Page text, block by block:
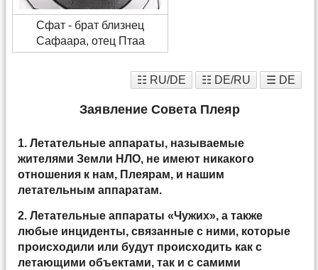
Сфат - брат близнец
Сафаара, отец Птаа
☷ RU/DE ☷ DE/RU ☰ DE
Заявление Совета Плеяр
1. Летательные аппараты, называемые
жителями Земли НЛО, не имеют никакого
отношения к нам, Плеярам, и нашим
летательным аппаратам.
2. Летательные аппараты «Чужих», а также
любые инциденты, связанные с ними, которые
происходили или будут происходить как с
летающими объектами, так и с самими